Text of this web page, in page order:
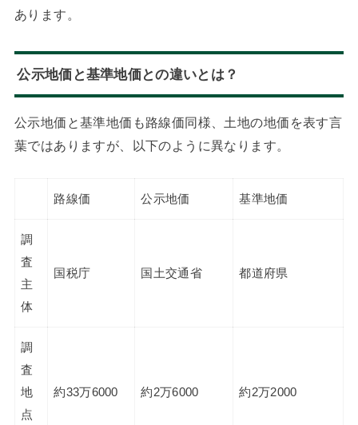
あります。
公示地価と基準地価との違いとは？
公示地価と基準地価も路線価同様、土地の地価を表す言
葉ではありますが、以下のように異なります。
路線価 公示地価 基準地価
調
査
主
体
国税庁 国土交通省 都道府県
調
査
地
点
約33万6000 約2万6000 約2万2000